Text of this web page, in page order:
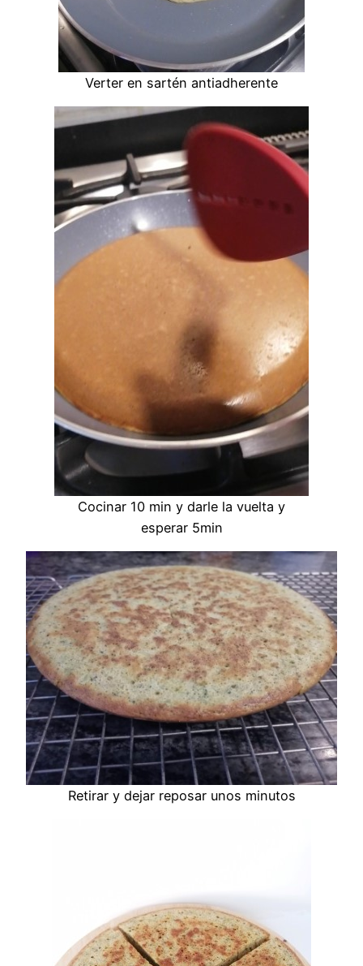
Verter en sartén antiadherente
Cocinar 10 min y darle la vuelta y
esperar 5min
Retirar y dejar reposar unos minutos